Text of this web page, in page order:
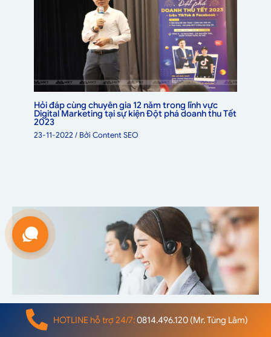
Hỏi đáp cùng chuyên gia 12 năm trong lĩnh vực
Digital Marketing tại sự kiện Đột phá doanh thu Tết
2023
23-11-2022/ BởiContent SEO
HỖ TRỢ KINH DOANH
HOTLINE hỗ trợ 24/7:0814.496.120 (Mr. Tùng Lâm)